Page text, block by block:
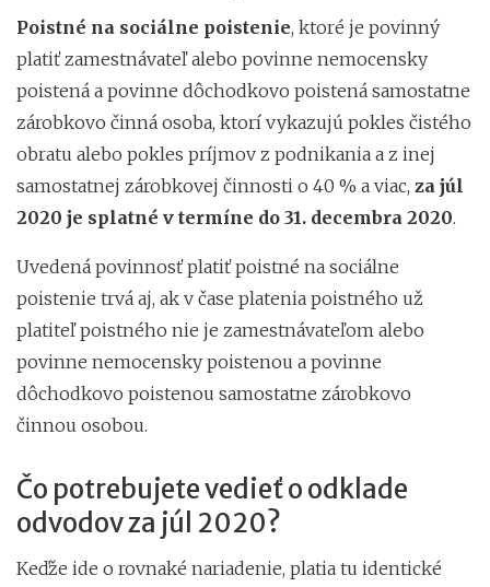
Poistné na sociálne poistenie, ktoré je povinný
platiť zamestnávateľ alebo povinne nemocensky
poistená a povinne dôchodkovo poistená samostatne
zárobkovo činná osoba, ktorí vykazujú pokles čistého
obratu alebo pokles príjmov z podnikania a z inej
samostatnej zárobkovej činnosti o 40 % a viac, za júl
2020 je splatné v termíne do 31. decembra 2020.
Uvedená povinnosť platiť poistné na sociálne
poistenie trvá aj, ak v čase platenia poistného už
platiteľ poistného nie je zamestnávateľom alebo
povinne nemocensky poistenou a povinne
dôchodkovo poistenou samostatne zárobkovo
činnou osobou.
Čo potrebujete vedieť o odklade
odvodov za júl 2020?
Keďže ide o rovnaké nariadenie, platia tu identické